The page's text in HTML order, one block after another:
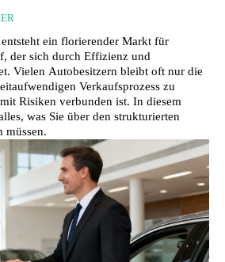
ein florierender Markt für
der sich durch Effizienz und
Vielen Autobesitzern bleibt oft nur die
Verkaufsprozess zu
Risiken verbunden ist. In diesem
was Sie über den strukturierten
müssen.